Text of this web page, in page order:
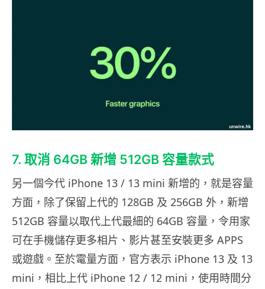
7. 取消 64GB 新增 512GB 容量款式
另一個今代 iPhone 13 / 13 mini 新增的，就是容量
方面，除了保留上代的 128GB 及 256GB 外，新增
512GB 容量以取代上代最細的 64GB 容量，令用家
可在手機儲存更多相片、影片甚至安裝更多 APPS
或遊戲。至於電量方面，官方表示 iPhone 13 及 13
mini，相比上代 iPhone 12 / 12 mini，使用時間分